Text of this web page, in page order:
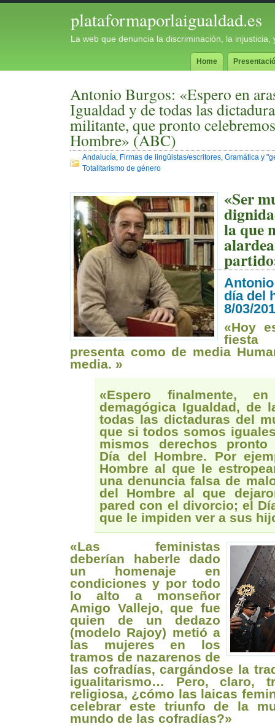
plataformaporlaigualdad.es
La web que denuncia la discriminación, la
Home
Antonio Burgos: «Espero en
Igualdad y de todas las
militante, que pronto
Hombre» (ABC)
Andalucía, Firmas de lingüistas/escritores, Gramática y
Totalitarismo de género
«Ser
la que
partido
día del
8/03/
«Hoy
presenta como de media
media. »
«Espero finalmente,
demagógica Igualdad, de
todas las dictaduras del
que si todos somos
mismos derechos pronto
Día del Hombre. Por
Hombre al que le
una denuncia falsa de
del Hombre al que
pared con el divorcio; el
que le impiden ver a sus
«Las feministas
deberían haberle dado
un homenaje en
condiciones y por todo
lo alto a monseñor
Amigo Vallejo, que fue
quien de un dedazo
(modelo Rajoy) metió a
las mujeres en los
tramos de nazarenos de
las cofradías, cargándose la
igualitarismo…
Pero, claro,
religiosa, ¿cómo las laicas
celebrar este triunfo de la
mundo de las cofradías?»